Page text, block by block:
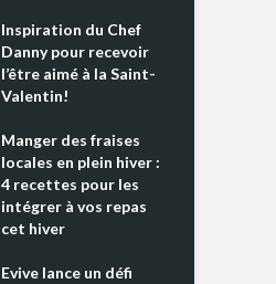
Inspiration du Chef
Danny pour recevoir
l’être aimé à la Saint-
Valentin!
Manger des fraises
locales en plein hiver :
4 recettes pour les
intégrer à vos repas
cet hiver
Evive lance un défi